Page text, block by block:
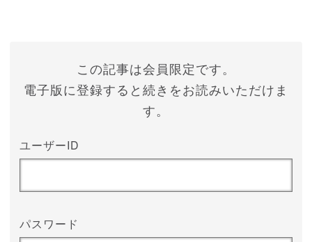
この記事は会員限定です。
電子版に登録すると続きをお読みいただけま
す。
ユーザーID
パスワード